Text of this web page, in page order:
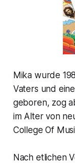
Mika wurde
Vaters und
geboren, zog
im Alter von
College Of
Nach etlichen